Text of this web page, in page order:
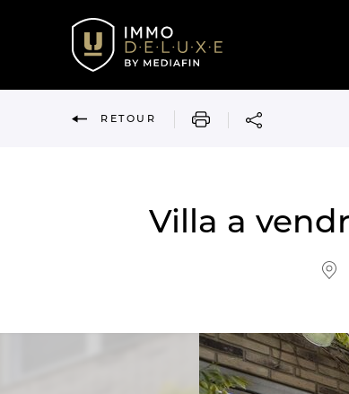
RETOUR IMPRIMER
Villa a